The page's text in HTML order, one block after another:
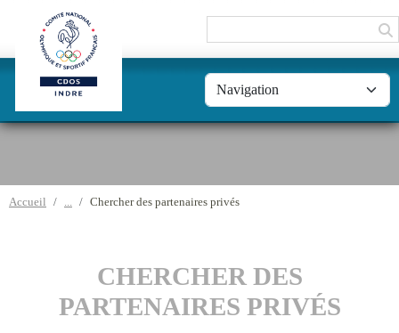
Accueil Chercher des partenaires privés
CHERCHER DES
PARTENAIRES PRIVÉS
Panneau de gestion des cookies